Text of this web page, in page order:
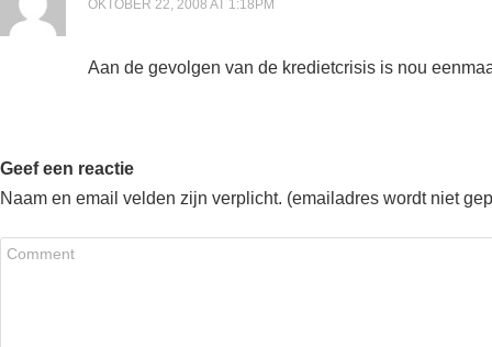
OKTOBER 22, 2008 AT 1:18PM
Aan de gevolgen van de kredietcrisis is nou
Geef een reactie
Naam en email velden zijn verplicht. (emailadres wordt niet